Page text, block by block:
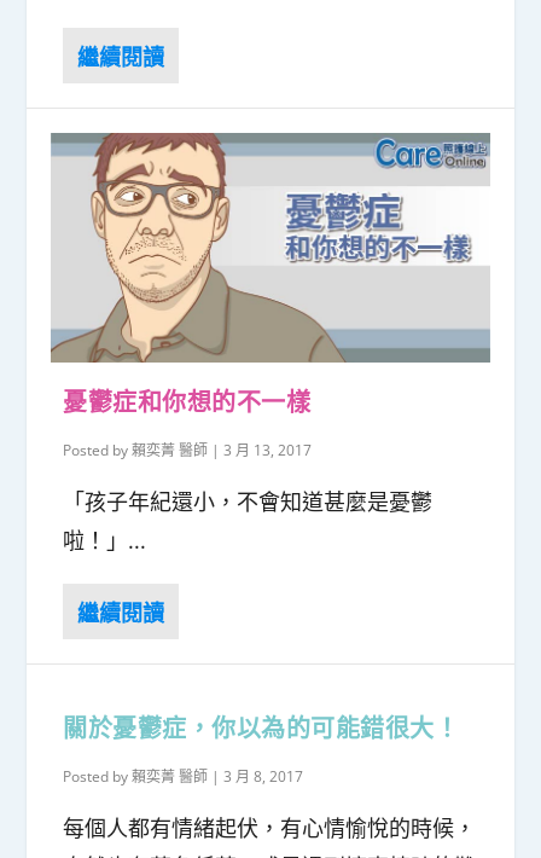
憂鬱症和你想的不一樣
Posted by賴奕菁 醫師 |3 月 13, 2017
「孩子年紀還小，不會知道甚麼是憂鬱
啦！」...
關於憂鬱症，你以為的可能錯很大！
Posted by賴奕菁 醫師 |3 月 8, 2017
每個人都有情緒起伏，有心情愉悅的時候，